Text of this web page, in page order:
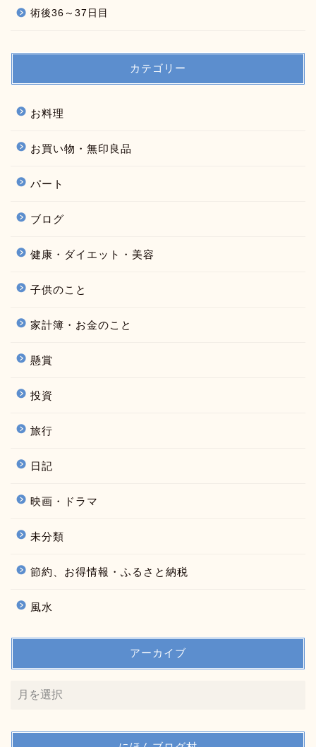
術後36～37日目
カテゴリー
お料理
お買い物・無印良品
パート
ブログ
健康・ダイエット・美容
子供のこと
家計簿・お金のこと
懸賞
投資
旅行
日記
映画・ドラマ
未分類
節約、お得情報・ふるさと納税
風水
アーカイブ